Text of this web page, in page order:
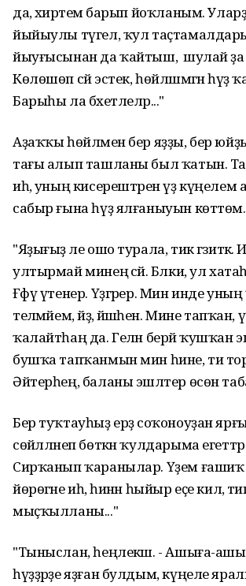
да, әхирәтемә барып йоҡланым.
йыйыулы түгел, ҡул таҫтамалдары
йыуғысынан да ҡайтыш, ә шулай ҙа
Көлөшөп сәй эстек, һөйләшмәгән һүҙ
Барыһы ла бәхетлеләр..."
Аҙаҡҡы һөйләмен бер яҙҙы, бер
тағы алып ташланы был ҡатын.
иһә, уның кисерештәрен үҙ күңелем
сабыр ғына һүҙ ялғаныуын көттөм.
"Яҙығыҙ әле ошо турала, тик гәзиткә.
ултырмай минең әсәй. Бәлки, ул
Ғәфү үтенер. Үҙгәрер. Мин инде
теләмәйем, әйҙә, йәшәһен. Мине тапҡан,
ҡалайтһаң да. Гелән берәй ҡушҡан
бушҡа тапҡанмын мин һине, ти
Әйтерһең, баланы эшләтер өсөн
Бер туҡтауһыҙ ерҙә соҡоноуҙан
сөйәлләнеп бөткән ҡулдарыма
Сирҡанып ҡаранылар. Үҙем
йөрөгәне иһә, һинән һыйыр еҫе килә,
мыҫҡылланы..."
"Тыныслан, һеңлекәш. - Ашыға-
һүҙҙәрҙе яҙған булдым, күңеле